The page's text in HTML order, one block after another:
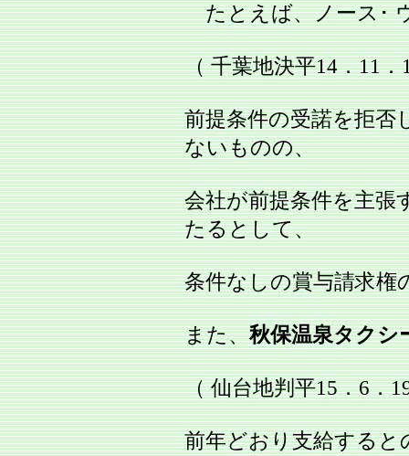
たとえば、ノース･
（ 千葉地決平14．11
前提条件の受諾を拒否
ないものの、
会社が前提条件を主張
たるとして、
条件なしの賞与請求権
また、秋保温泉タクシ
（ 仙台地判平15．6．
前年どおり支給すると